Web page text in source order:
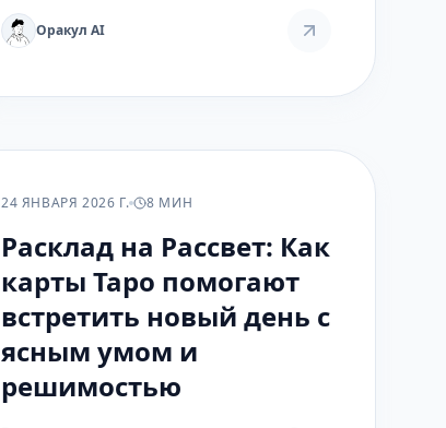
Оракул AI
24 ЯНВАРЯ 2026 Г. 8 МИН
Расклад на Рассвет: Как
карты Таро помогают
встретить новый день с
ясным умом и
решимостью